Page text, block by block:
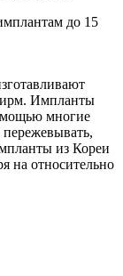
до 15
Импланты
многие
из Кореи
на относительно